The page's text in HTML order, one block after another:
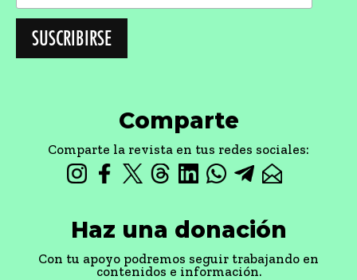
Comparte
Comparte la revista en tus redes sociales:
Haz una donación
Con tu apoyo podremos seguir trabajando en
contenidos e información.